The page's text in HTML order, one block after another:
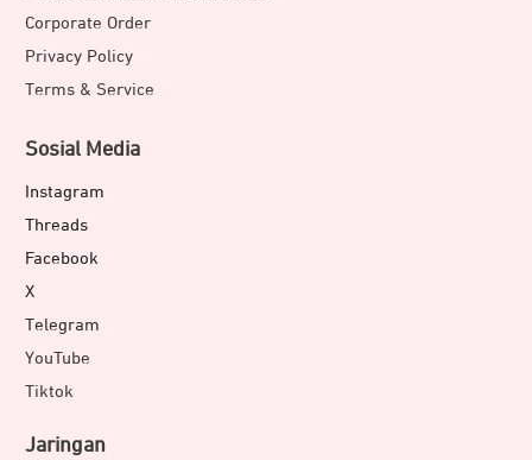
Corporate Order
Privacy Policy
Terms & Service
Sosial Media
Instagram
Threads
Facebook
X
Telegram
YouTube
Tiktok
Jaringan